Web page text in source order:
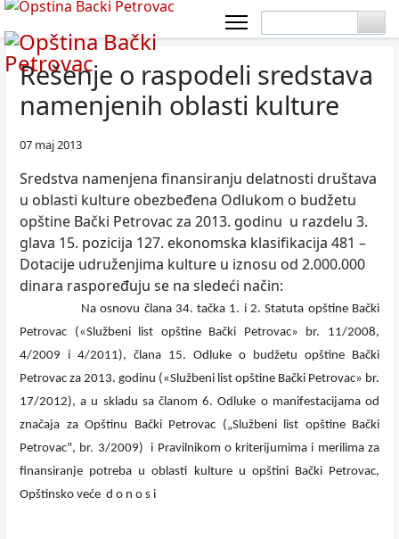
Rešenje o raspodeli sredstava
namenjenih oblasti kulture
07 maj 2013
Sredstva namenjena finansiranju delatnosti društava
u oblasti kulture obezbeđena Odlukom o budžetu
opštine Bački Petrovac za 2013. godinu u razdelu 3.
glava 15. pozicija 127. ekonomska klasifikacija 481 –
Dotacije udruženjima kulture u iznosu od 2.000.000
dinara raspoređuju se na sledeći način:
Na osnovu člana 34. tačka 1. i 2. Statuta opštine Bački
Petrovac («Službeni list opštine Bački Petrovac» br. 11/2008,
4/2009 i 4/2011), člana 15. Odluke o budžetu opštine Bački
Petrovac za 2013. godinu («Službeni list opštine Bački Petrovac» br.
17/2012), a u skladu sa članom 6. Odluke o manifestacijama od
značaja za Opštinu Bački Petrovac („Službeni list opštine Bački
Petrovac", br. 3/2009) i Pravilnikom o kriterijumima i merilima za
finansiranje potreba u oblasti kulture u opštini Bački Petrovac,
Opštinsko veće d o n o s i